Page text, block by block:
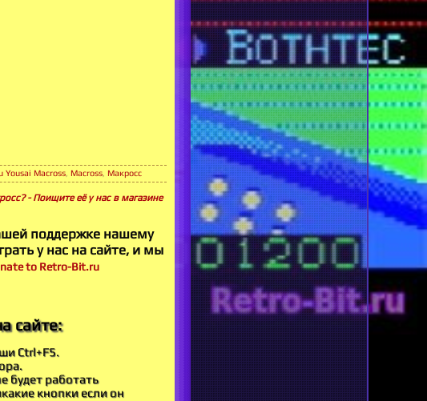
Yousai Macross Macross Макросс
- Поищите её у нас в магазине
поддержке нашему
у нас на сайте, и мы
to Retro-Bit.ru
сайте:
Ctrl+F5.
будет работать
кнопки если он